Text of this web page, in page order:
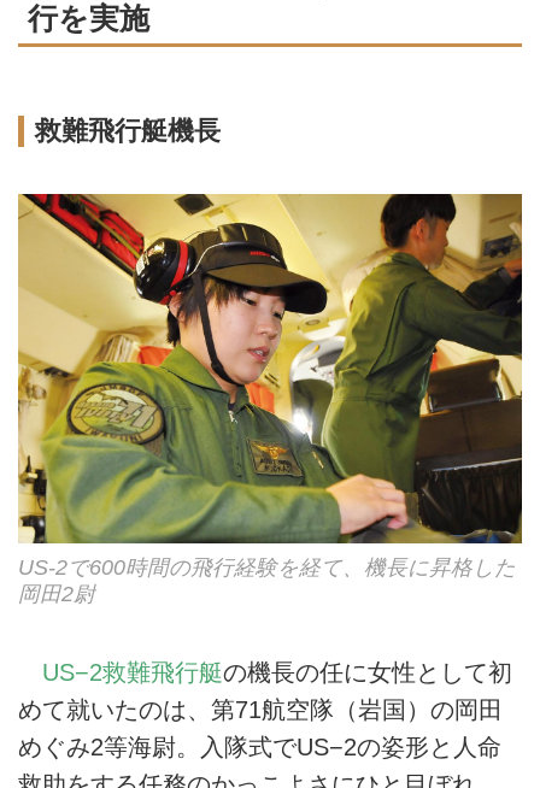
行を実施
救難飛行艇機長
US-2で600時間の飛行経験を経て、機長に昇格した
岡田2尉
US−2救難飛行艇の機長の任に女性として初
めて就いたのは、第71航空隊（岩国）の岡田
めぐみ2等海尉。入隊式でUS−2の姿形と人命